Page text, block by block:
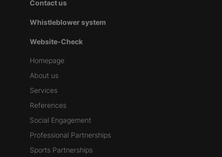
Homepage
About us
Services
References
Social Engagement
Professional Partnerships
Sports Partnerships
Contact us
Whistleblower system
Website-Check